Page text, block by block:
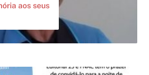
aos seus